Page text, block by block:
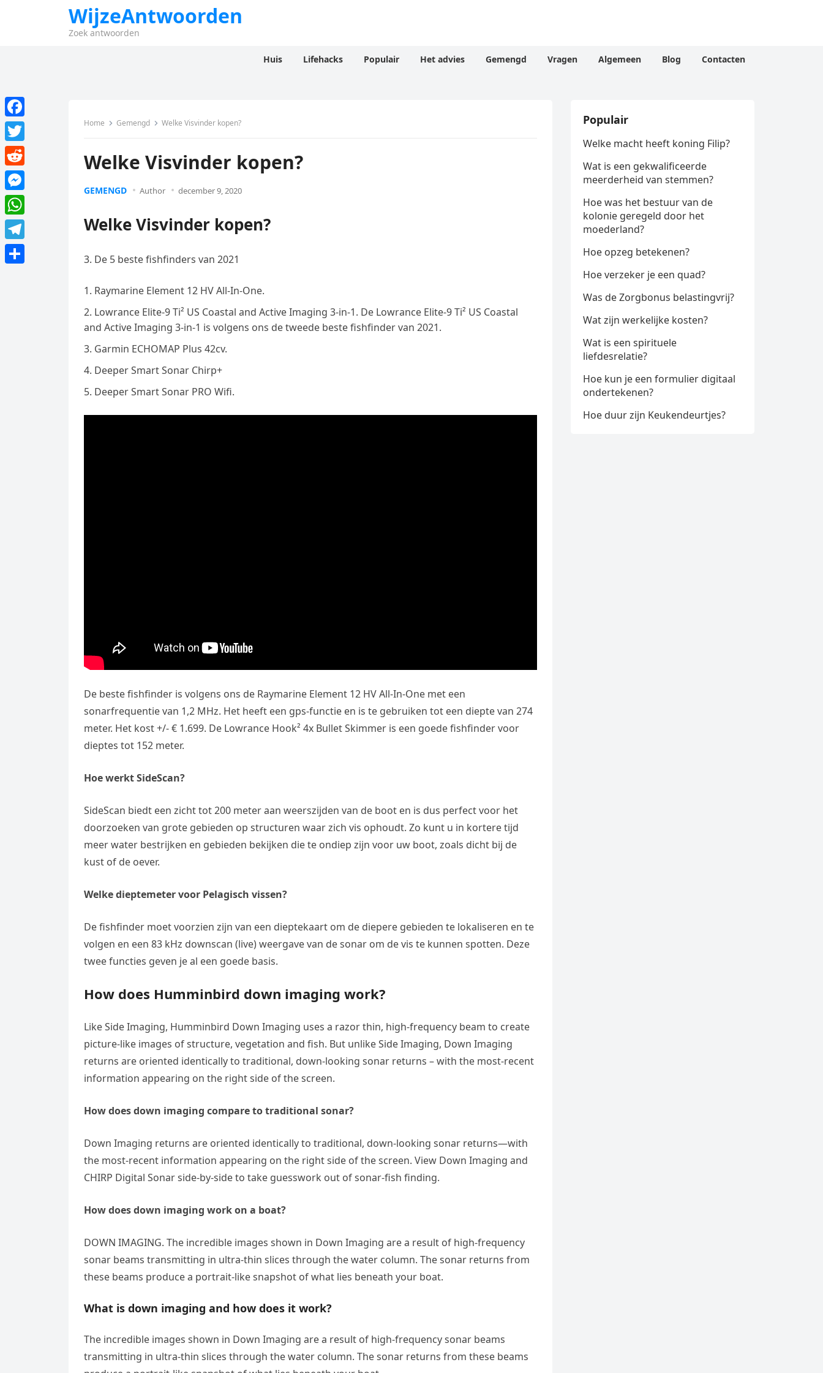
WijzeAntwoorden
Zoek antwoorden
Huis Lifehacks Populair Het advies Gemengd Vragen Algemeen Blog Contacten
Home Gemengd Welke Visvinder kopen?
Welke Visvinder kopen?
GEMENGD Author december 9, 2020
Welke Visvinder kopen?
3. De 5 beste fishfinders van 2021
Raymarine Element 12 HV All-In-One.
Lowrance Elite-9 Ti² US Coastal and Active Imaging 3-in-1. De Lowrance Elite-9 Ti² US Coastal
and Active Imaging 3-in-1 is volgens ons de tweede beste fishfinder van 2021.
Garmin ECHOMAP Plus 42cv.
Deeper Smart Sonar Chirp+
Deeper Smart Sonar PRO Wifi.
De beste fishfinder is volgens ons de Raymarine Element 12 HV All-In-One met een
sonarfrequentie van 1,2 MHz. Het heeft een gps-functie en is te gebruiken tot een diepte van 274
meter. Het kost +/- € 1.699. De Lowrance Hook² 4x Bullet Skimmer is een goede fishfinder voor
dieptes tot 152 meter.
Hoe werkt SideScan?
SideScan biedt een zicht tot 200 meter aan weerszijden van de boot en is dus perfect voor het
doorzoeken van grote gebieden op structuren waar zich vis ophoudt. Zo kunt u in kortere tijd
meer water bestrijken en gebieden bekijken die te ondiep zijn voor uw boot, zoals dicht bij de
kust of de oever.
Welke dieptemeter voor Pelagisch vissen?
De fishfinder moet voorzien zijn van een dieptekaart om de diepere gebieden te lokaliseren en te
volgen en een 83 kHz downscan (live) weergave van de sonar om de vis te kunnen spotten. Deze
twee functies geven je al een goede basis.
How does Humminbird down imaging work?
Like Side Imaging, Humminbird Down Imaging uses a razor thin, high-frequency beam to create
picture-like images of structure, vegetation and fish. But unlike Side Imaging, Down Imaging
returns are oriented identically to traditional, down-looking sonar returns – with the most-recent
information appearing on the right side of the screen.
How does down imaging compare to traditional sonar?
Down Imaging returns are oriented identically to traditional, down-looking sonar returns—with
the most-recent information appearing on the right side of the screen. View Down Imaging and
CHIRP Digital Sonar side-by-side to take guesswork out of sonar-fish finding.
How does down imaging work on a boat?
DOWN IMAGING. The incredible images shown in Down Imaging are a result of high-frequency
sonar beams transmitting in ultra-thin slices through the water column. The sonar returns from
these beams produce a portrait-like snapshot of what lies beneath your boat.
What is down imaging and how does it work?
The incredible images shown in Down Imaging are a result of high-frequency sonar beams
transmitting in ultra-thin slices through the water column. The sonar returns from these beams
Populair
Welke macht heeft koning Filip?
Wat is een gekwalificeerde
meerderheid van stemmen?
Hoe was het bestuur van de
kolonie geregeld door het
moederland?
Hoe opzeg betekenen?
Hoe verzeker je een quad?
Was de Zorgbonus belastingvrij?
Wat zijn werkelijke kosten?
Wat is een spirituele
liefdesrelatie?
Hoe kun je een formulier digitaal
ondertekenen?
Hoe duur zijn Keukendeurtjes?
F
a
c
e
b
o
o
k
T
w
i
t
t
e
R
e
d
d
M
e
s
s
W
h
a
T